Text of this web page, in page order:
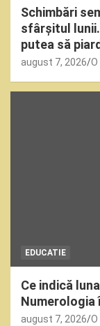
Schimbări
sfârșitul
putea să
august 7, 2026 O
EDUCATIE
Ce indică
august 7, 2026 O